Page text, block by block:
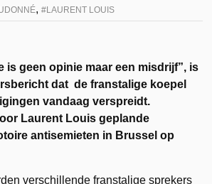
, LAURENT LOUIS
is geen opinie maar een misdrijf”, is
dat de franstalige koepel
vandaag verspreidt.
Laurent Louis geplande
antisemieten in Brussel op
verschillende franstalige sprekers